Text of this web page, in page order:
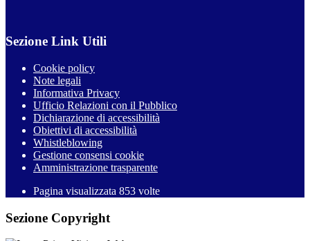
Sezione Link Utili
Cookie policy
Note legali
Informativa Privacy
Ufficio Relazioni con il Pubblico
Dichiarazione di accessibilità
Obiettivi di accessibilità
Whistleblowing
Gestione consensi cookie
Amministrazione trasparente
Pagina visualizzata 853 volte
Sezione Copyright